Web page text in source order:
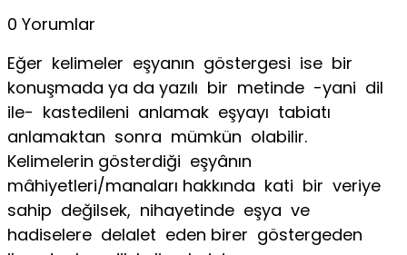
0 Yorumlar
Eğer kelimeler eşyanın göstergesi ise bir
konuşmada ya da yazılı bir metinde -yani dil
ile- kastedileni anlamak eşyayı tabiatı
anlamaktan sonra mümkün olabilir.
Kelimelerin gösterdiği eşyânın
mâhiyetleri/manaları hakkında kati bir veriye
sahip değilsek, nihayetinde eşya ve
hadiselere delalet eden birer göstergeden